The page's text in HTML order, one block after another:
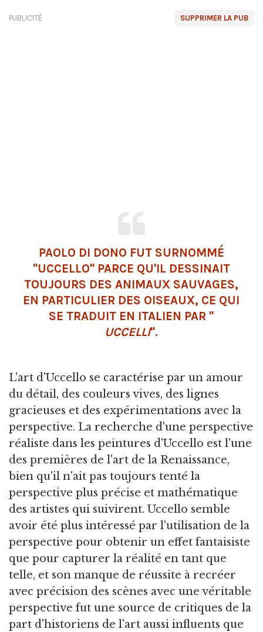
SUPPRIMER LA PUB
PUBLICITÉ
PAOLO DI DONO FUT SURNOMMÉ
"UCCELLO" PARCE QU'IL DESSINAIT
TOUJOURS DES ANIMAUX SAUVAGES,
EN PARTICULIER DES OISEAUX, CE QUI
SE TRADUIT EN ITALIEN PAR "
UCCELLI".
L'art d'Uccello se caractérise par un amour
du détail, des couleurs vives, des lignes
gracieuses et des expérimentations avec la
perspective. La recherche d'une perspective
réaliste dans les peintures d'Uccello est l'une
des premières de l'art de la Renaissance,
bien qu'il n'ait pas toujours tenté la
perspective plus précise et mathématique
des artistes qui suivirent. Uccello semble
avoir été plus intéressé par l'utilisation de la
perspective pour obtenir un effet fantaisiste
que pour capturer la réalité en tant que
telle, et son manque de réussite à recréer
avec précision des scènes avec une véritable
perspective fut une source de critiques de la
part d'historiens de l'art aussi influents que